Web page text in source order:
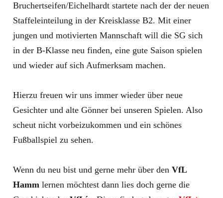
Bruchertseifen/Eichelhardt startete nach der der neuen
Staffeleinteilung in der Kreisklasse B2. Mit einer
jungen und motivierten Mannschaft will die SG sich
in der B-Klasse neu finden, eine gute Saison spielen
und wieder auf sich Aufmerksam machen.
Hierzu freuen wir uns immer wieder über neue
Gesichter und alte Gönner bei unseren Spielen. Also
scheut nicht vorbeizukommen und ein schönes
Fußballspiel zu sehen.
Wenn du neu bist und gerne mehr über den VfL
Hamm lernen möchtest dann lies doch gerne die